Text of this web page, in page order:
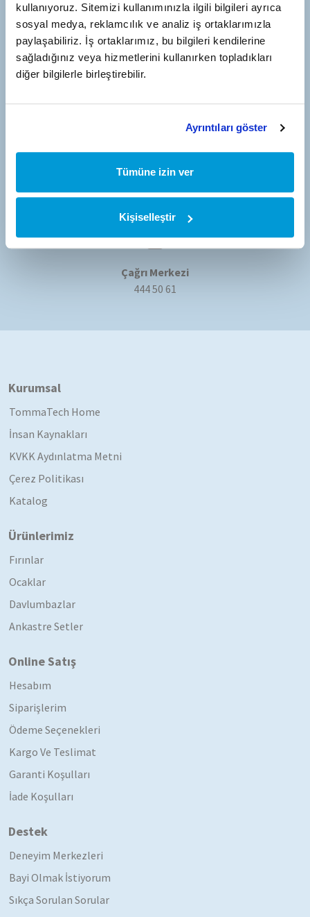
kullanıyoruz. Sitemizi kullanımınızla ilgili bilgileri ayrıca
sosyal medya, reklamcılık ve analiz iş ortaklarımızla
paylaşabiliriz. İş ortaklarımız, bu bilgileri kendilerine
sağladığınız veya hizmetlerini kullanırken topladıkları
diğer bilgilerle birleştirebilir.
Ayrıntıları göster
Tümüne izin ver
Kişiselleştir
Almanya Adresi
TommaTech GmbH Zeppelinstrasse 14 – 85748 Garching
Münih/Almanya
E-posta Adresi
bilgi@tommatech-home.com
Telefon Numarası
Çağrı Merkezi
444 50 61
Kurumsal
TommaTech Home
İnsan Kaynakları
KVKK Aydınlatma Metni
Çerez Politikası
Katalog
Ürünlerimiz
Fırınlar
Ocaklar
Davlumbazlar
Ankastre Setler
Online Satış
Hesabım
Siparişlerim
Ödeme Seçenekleri
Kargo Ve Teslimat
Garanti Koşulları
İade Koşulları
Destek
Deneyim Merkezleri
Bayi Olmak İstiyorum
Sıkça Sorulan Sorular